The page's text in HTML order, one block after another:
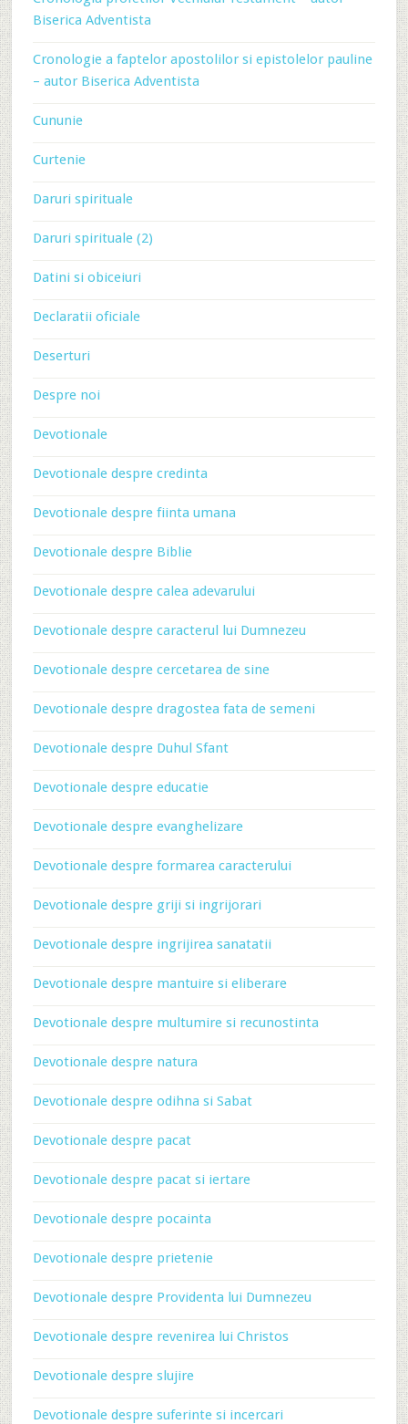
Biserica Adventista
Cronologie a faptelor apostolilor si epistolelor pauline
– autor Biserica Adventista
Cununie
Curtenie
Daruri spirituale
Daruri spirituale (2)
Datini si obiceiuri
Declaratii oficiale
Deserturi
Despre noi
Devotionale
Devotionale despre credinta
Devotionale despre fiinta umana
Devotionale despre Biblie
Devotionale despre calea adevarului
Devotionale despre caracterul lui Dumnezeu
Devotionale despre cercetarea de sine
Devotionale despre dragostea fata de semeni
Devotionale despre Duhul Sfant
Devotionale despre educatie
Devotionale despre evanghelizare
Devotionale despre formarea caracterului
Devotionale despre griji si ingrijorari
Devotionale despre ingrijirea sanatatii
Devotionale despre mantuire si eliberare
Devotionale despre multumire si recunostinta
Devotionale despre natura
Devotionale despre odihna si Sabat
Devotionale despre pacat
Devotionale despre pacat si iertare
Devotionale despre pocainta
Devotionale despre prietenie
Devotionale despre Providenta lui Dumnezeu
Devotionale despre revenirea lui Christos
Devotionale despre slujire
Devotionale despre suferinte si incercari